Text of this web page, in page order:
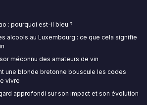
: pourquoi est-il bleu ?
alcools au Luxembourg : ce que cela signifie
méconnu des amateurs de vin
une blonde bretonne bouscule les codes
vivre
approfondi sur son impact et son évolution